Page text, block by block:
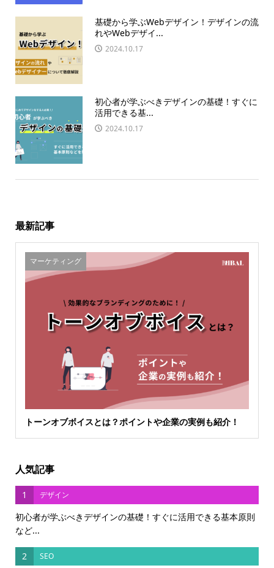
基礎から学ぶWebデザイン！デザインの流
れやWebデザイ...
2024.10.17
初心者が学ぶべきデザインの基礎！すぐに
活用できる基...
2024.10.17
最新記事
マーケティング
トーンオブボイスとは？ポイントや企業の実例も紹介！
人気記事
1 デザイン
初心者が学ぶべきデザインの基礎！すぐに活用できる基本原則
など...
2 SEO